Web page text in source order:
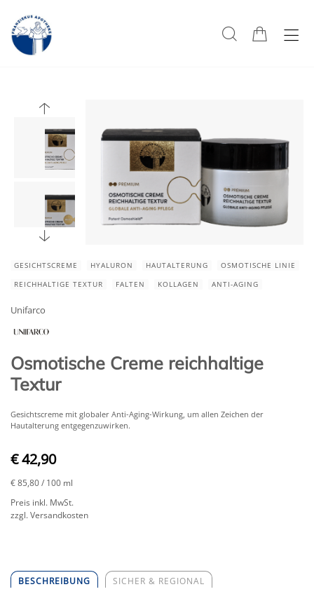
GESICHTSCREME HYALURON HAUTALTERUNG
OSMOTISCHE LINIE
REICHHALTIGE TEXTUR
FALTEN KOLLAGEN ANTI-AGING
Unifarco
Osmotische Creme reichhaltige
Textur
​Gesichtscreme mit globaler Anti-Aging-Wirkung, um allen Zeichen der
Hautalterung entgegenzuwirken.
€ 42,90
€ 85,80/ 100 ml
Preis inkl. MwSt.
zzgl. Versandkosten
BESCHREIBUNG SICHER & REGIONAL